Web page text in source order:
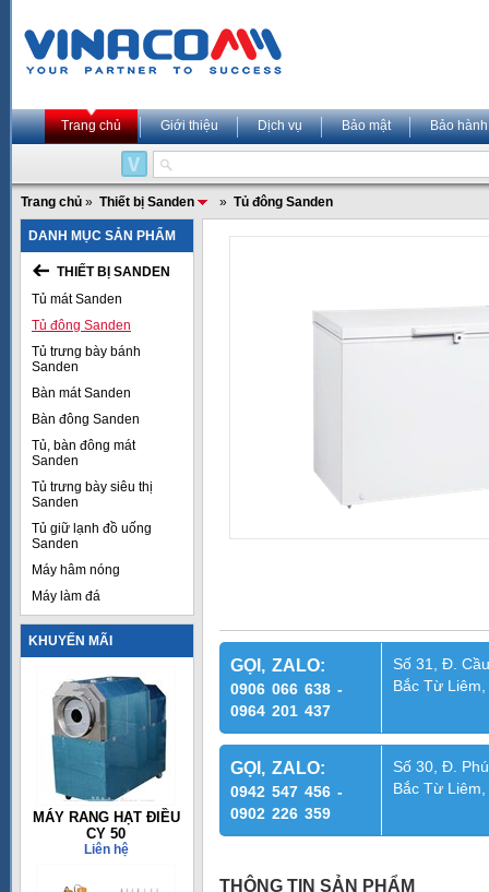
Trang chủ Giới thiệu Dịch vụ Bảo mật Bảo hành
Trang chủ » Thiết bị Sanden » Tủ đông Sanden
DANH MỤC SẢN PHẨM
THIẾT BỊ SANDEN
Tủ mát Sanden
Tủ đông Sanden
Tủ trưng bày bánh
Sanden
Bàn mát Sanden
Bàn đông Sanden
Tủ, bàn đông mát
Sanden
Tủ trưng bày siêu thị
Sanden
Tủ giữ lạnh đồ uống
Sanden
Máy hâm nóng
Máy làm đá
KHUYẾN MÃI
MÁY RANG HẠT ĐIỀU
CY 50
Liên hệ
GỌI, ZALO:
0906 066 638 -
0964 201 437
Số 31, Đ.
Bắc Từ
GỌI, ZALO:
0942 547 456 -
0902 226 359
Số 30, Đ.
Bắc Từ
THÔNG TIN SẢN PHẨM